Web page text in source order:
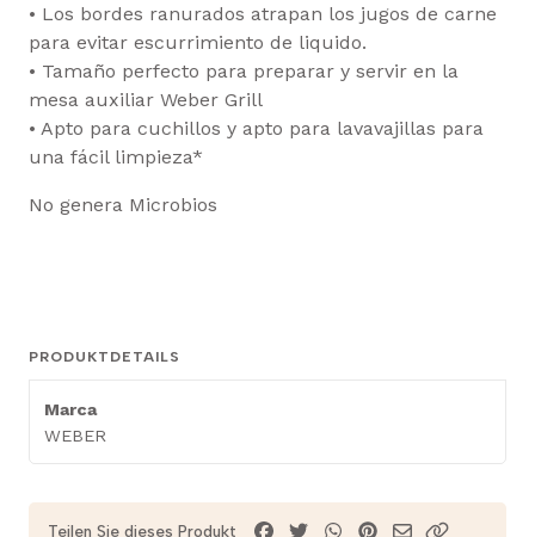
• Los bordes ranurados atrapan los jugos de carne
para evitar escurrimiento de liquido.
• Tamaño perfecto para preparar y servir en la
mesa auxiliar Weber Grill
• Apto para cuchillos y apto para lavavajillas para
una fácil limpieza*
No genera Microbios
PRODUKTDETAILS
Marca
WEBER
Teilen Sie dieses Produkt